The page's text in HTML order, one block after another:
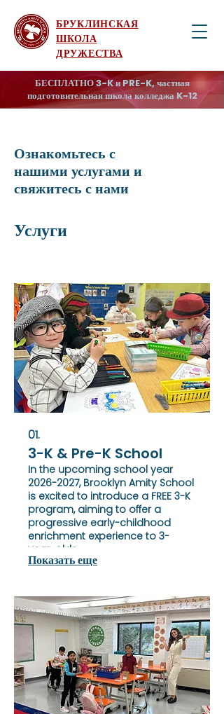
БРУКЛИНСКАЯ
ШКОЛА
ДРУЖЕСТВА
БЕСПЛАТНО 3-K и PRE-K, частная
подготовительная школа колледжа K-12
Ознакомьтесь с
нашими услугами и
свяжитесь с нами
Услуги
01.
3-K & Pre-K School
In the upcoming school year
2026-2027, Brooklyn Amity School
is excited to introduce a FREE 3-K
program, aiming to offer a
progressive early-childhood
enrichment experience to 3-
year-olds.
Показать еще